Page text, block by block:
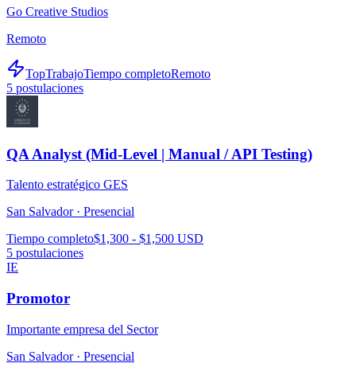
Go Creative Studios
Remoto
TopTrabajoTiempo completoRemoto
5 postulaciones
QA Analyst (Mid-Level | Manual / API Testing)
Talento estratégico GES
San Salvador · Presencial
Tiempo completo$1,300 - $1,500 USD
5 postulaciones
IE
Promotor
Importante empresa del Sector
San Salvador · Presencial